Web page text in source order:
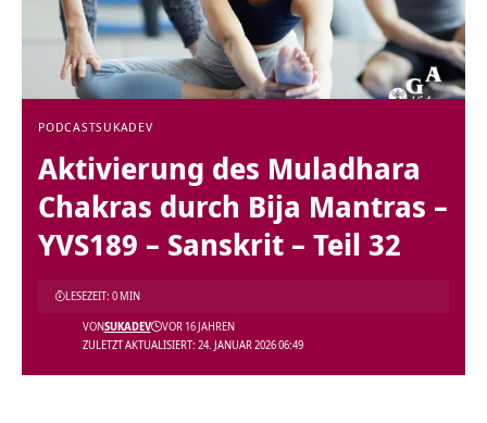
PODCASTSUKADEV
Aktivierung des Muladhara
Chakras durch Bija Mantras –
YVS189 – Sanskrit – Teil 32
ZULETZT AKTUALISIERT: 24. JANUAR 2026 06:49
VONSUKADEV VOR 16 JAHREN
LESEZEIT: 0 MIN